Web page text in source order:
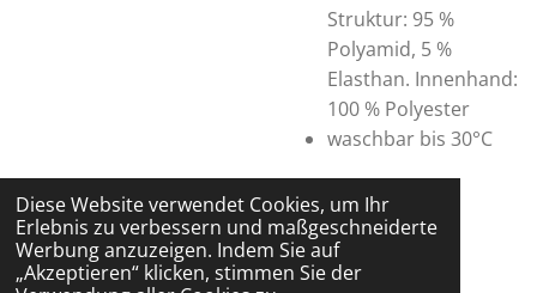
Diese Website verwendet Cookies, um Ihr
Erlebnis zu verbessern und maßgeschneiderte
Werbung anzuzeigen. Indem Sie auf
„Akzeptieren“ klicken, stimmen Sie der
Struktur: 95 %
Polyamid, 5 %
Elasthan. Innenhand:
100 % Polyester
waschbar bis 30°C